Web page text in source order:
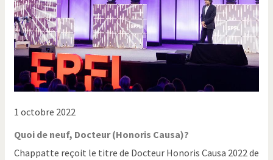
1 octobre 2022
Quoi de neuf, Docteur (Honoris Causa)?
Chappatte reçoit le titre de Docteur Honoris Causa 2022 de